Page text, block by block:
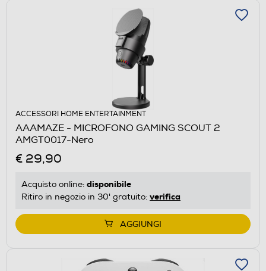
ACCESSORI HOME ENTERTAINMENT
AAAMAZE - MICROFONO GAMING SCOUT 2
AMGT0017-Nero
€ 29,90
Acquisto online: disponibile
Ritiro in negozio in 30' gratuito: verifica
AGGIUNGI